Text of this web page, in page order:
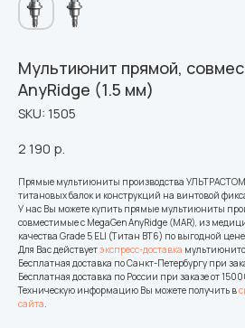
Мультиюнит прямой,
AnyRidge (1.5 мм)
SKU: 1505
2 190 р.
Прямые мультиюниты производства УЛЬТРАСТОМ
титановых балок и конструкций на винтовой
У нас Вы можете купить прямые мультиюниты
совместимые с MegaGen AnyRidge (MAR), из
качества Grade 5 ELI (Титан ВТ6) по выгодной
Для Вас действуетэкспресс-доставка
Бесплатная доставка по Санкт-Петербургу при
Бесплатная доставка по России при заказе от
Техническую информацию Вы можете получить в
сайта.